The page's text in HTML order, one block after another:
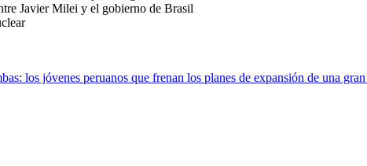
los jóvenes peruanos que frenan los planes de expansión de una